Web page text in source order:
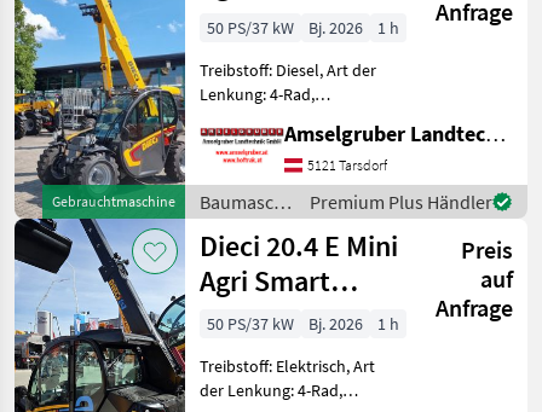
Gebrauchtmaschine
Österreichpaket
Anfrage
50 PS/37 kW Bj. 2026
1 h
Treibstoff: Diesel, Art der
Lenkung: 4-Rad,
Getriebeart Landmaschine:
Hydrostatgetriebe, hydr.
Werkzeugverriegelung,
Heizung, Sitzfederung,
Zusatzgew
Amselgruber Landtechnik GmbH
5121 Tarsdorf
Baumaschinen
/ Dieci
Premium Plus Händler
Dieci 20.4 E Mini
Agri Smart
ELEKTRO
Teleskoplader
TOP
Preis
auf
Anfrage
50 PS/37 kW Bj. 2026
1 h
Treibstoff: Elektrisch, Art
der Lenkung: 4-Rad,